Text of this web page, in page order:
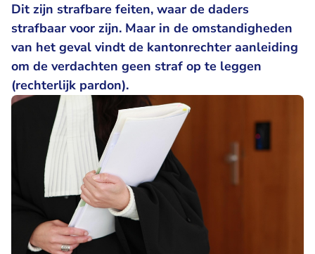
Dit zijn strafbare feiten, waar de daders
strafbaar voor zijn. Maar in de omstandigheden
van het geval vindt de kantonrechter aanleiding
om de verdachten geen straf op te leggen
(rechterlijk pardon).